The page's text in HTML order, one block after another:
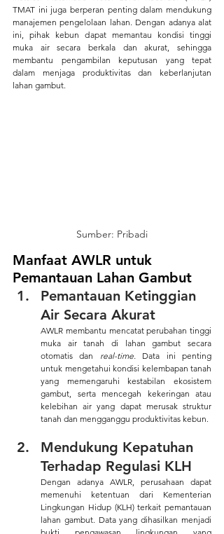
TMAT ini juga berperan penting dalam mendukung
manajemen pengelolaan lahan. Dengan adanya alat
ini, pihak kebun dapat memantau kondisi tinggi
muka air secara berkala dan akurat, sehingga
membantu pengambilan keputusan yang tepat
dalam menjaga produktivitas dan keberlanjutan
lahan gambut.
Sumber: Pribadi
Manfaat AWLR untuk
Pemantauan Lahan Gambut
Pemantauan Ketinggian
Air Secara Akurat
AWLR membantu mencatat perubahan tinggi
muka air tanah di lahan gambut secara
otomatis dan real-time.
Data ini penting
untuk mengetahui kondisi kelembapan tanah
yang memengaruhi kestabilan ekosistem
gambut, serta mencegah kekeringan atau
kelebihan air yang dapat merusak struktur
tanah dan mengganggu produktivitas kebun.
Mendukung Kepatuhan
Terhadap Regulasi KLH
Dengan adanya AWLR, perusahaan dapat
memenuhi ketentuan dari Kementerian
Lingkungan Hidup (KLH) terkait pemantauan
lahan gambut. Data yang dihasilkan menjadi